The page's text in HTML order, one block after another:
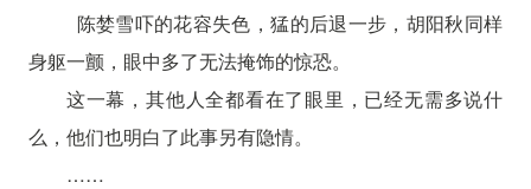
陈婪雪吓的花容失色，猛的后退一步，胡阳秋同样
身躯一颤，眼中多了无法掩饰的惊恐。
这一幕，其他人全都看在了眼里，已经无需多说什
么，他们也明白了此事另有隐情。
……